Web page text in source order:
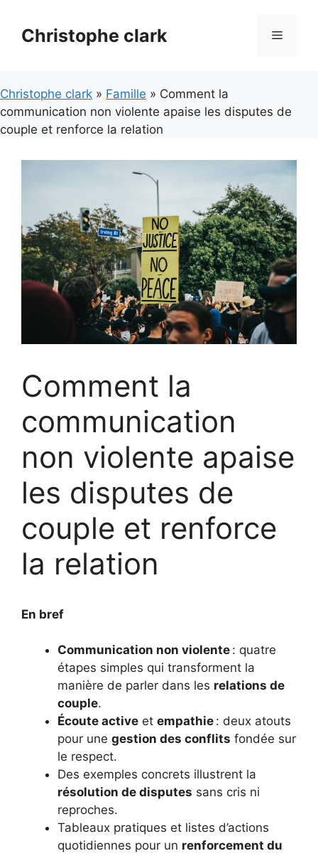
contenuChristophe clark Menu
Christophe clark » Famille » Comment la
communication non violente apaise les disputes de
couple et renforce la relation
Comment la
communication
non violente apaise
les disputes de
couple et renforce
la relation
En bref
Communication non violente : quatre
étapes simples qui transforment la
manière de parler dans les relations de
couple.
Écoute active et empathie : deux atouts
pour une gestion des conflits fondée sur
le respect.
Des exemples concrets illustrent la
résolution de disputes sans cris ni
reproches.
Tableaux pratiques et listes d’actions
quotidiennes pour un renforcement du